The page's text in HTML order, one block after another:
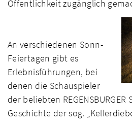
Öffentlichkeit zugänglich
An verschiedenen Sonn-
Feiertagen gibt es
Erlebnisführungen, bei
denen die Schauspieler
der beliebten REGENSBURGER
Geschichte der sog.